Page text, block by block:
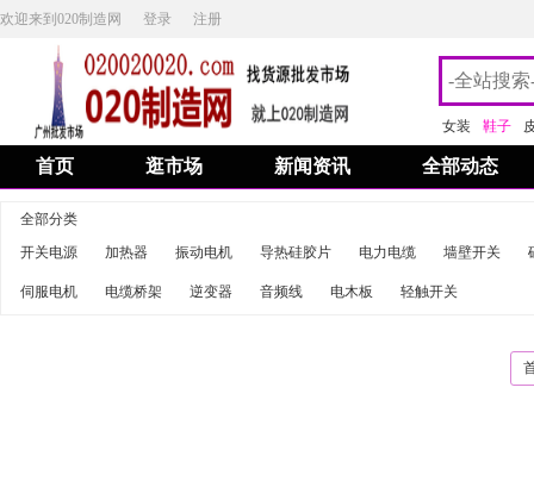
欢迎来到020制造网 登录 注册
女装 鞋子
首页 逛市场 新闻资讯 全部动态
全部分类
开关电源
加热器 振动电机 导热硅胶片 电力电缆 墙壁开关
伺服电机 电缆桥架 逆变器 音频线 电木板 轻触开关